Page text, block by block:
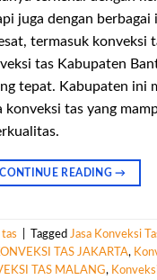
juga dengan
termasuk konveksi
tas Kabupaten
tepat. Kabupaten ini
konveksi tas yang
CONTINUE READING→
Tagged Jasa Konveksi
TAS JAKARTA,
TAS MALANG,